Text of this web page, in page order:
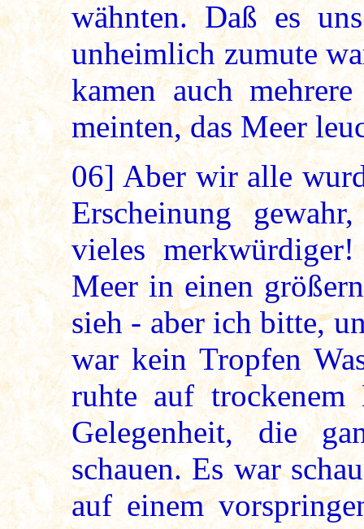
wähnten. Daß es
unheimlich zumute
kamen auch
meinten, das Meer
06] Aber wir alle
Erscheinung
vieles
Meer in einen
sieh - aber ich bitte,
war kein Tropfen
ruhte auf
Gelegenheit, die
schauen. Es war
auf einem